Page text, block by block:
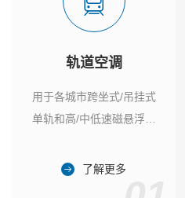
轨道空调
用于各城市跨坐式/吊挂式
单轨和高/中低速磁悬浮列
了解更多